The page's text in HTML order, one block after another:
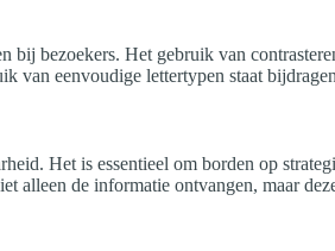
bij bezoekers. Het gebruik van
eenvoudige lettertypen staat
Het is essentieel om borden op
alleen de informatie ontvangen, maar